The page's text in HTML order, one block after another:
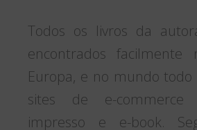
Todos os livros da
encontrados facilmente
Europa, e no mundo todo
sites de e-
impresso e e-book.